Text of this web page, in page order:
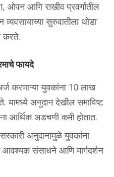
ओपन आणि राखीव प्रवर्गातील
व्यवसायाच्या सुरुवातीला थोडा
करते.
फायदे
करणाऱ्या युवकांना 10 लाख
अनुदान देखील समाविष्ट
आर्थिक अडचणी कमी होतात.
सरकारी अनुदानामुळे युवकांना
संसाधने आणि मार्गदर्शन